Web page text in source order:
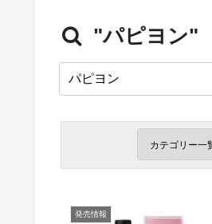
"パピヨン"
発売情報